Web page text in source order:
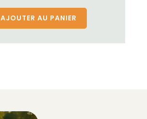
AJOUTER AU PANIER